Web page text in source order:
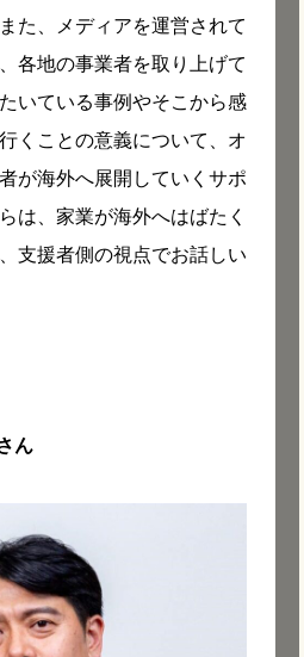
た、メディアを運営されて
各地の事業者を取り上げて
いている事例やそこから感
くことの意義について、オ
が海外へ展開していくサポ
は、家業が海外へはばたく
支援者側の視点でお話しい
ん